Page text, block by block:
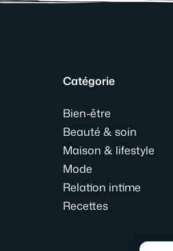
Catégorie
Bien-être
Beauté & soin
Maison & lifestyle
Mode
Relation intime
Recettes